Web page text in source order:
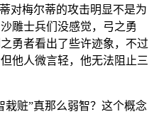
对梅尔蒂的攻击明显不是为
雕士兵们没感觉，弓之勇
勇者看出了些许迹象，不过
他人微言轻，他无法阻止三